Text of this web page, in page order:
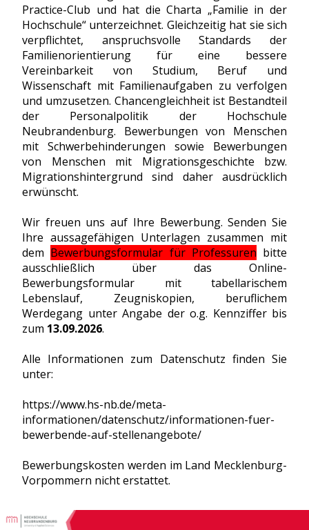
Practice-Club und hat die Charta „Familie in der
Hochschule“ unterzeichnet. Gleichzeitig hat sie sich
verpflichtet, anspruchsvolle Standards der
Familienorientierung für eine bessere
Vereinbarkeit von Studium, Beruf und
Wissenschaft mit Familienaufgaben zu verfolgen
und umzusetzen. Chancengleichheit ist Bestandteil
der Personalpolitik der Hochschule
Neubrandenburg. Bewerbungen von Menschen
mit Schwerbehinderungen sowie Bewerbungen
von Menschen mit Migrationsgeschichte bzw.
Migrationshintergrund sind daher ausdrücklich
erwünscht.
Wir freuen uns auf Ihre Bewerbung. Senden Sie
Ihre aussagefähigen Unterlagen zusammen mit
dem Bewerbungsformular für Professuren bitte
ausschließlich über das Online-
Bewerbungsformular mit tabellarischem
Lebenslauf, Zeugniskopien, beruflichem
Werdegang unter Angabe der o.g. Kennziffer bis
zum 13.09.2026.
Alle Informationen zum Datenschutz finden Sie
unter:
https://www.hs-nb.de/meta-
informationen/datenschutz/informationen-fuer-
bewerbende-auf-stellenangebote/
Bewerbungskosten werden im Land Mecklenburg-
Vorpommern nicht erstattet.